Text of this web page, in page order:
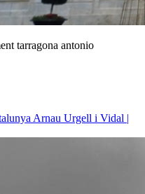
tarragona antonio
Arnau Urgell i Vidal |